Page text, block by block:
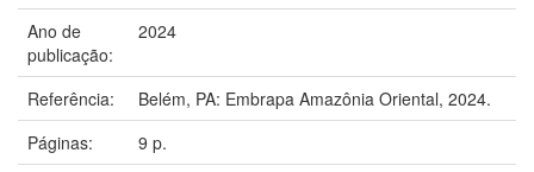
Ano de
publicação:
2024
Referência:
Belém, PA: Embrapa Amazônia Oriental, 2024.
Páginas:
9 p.